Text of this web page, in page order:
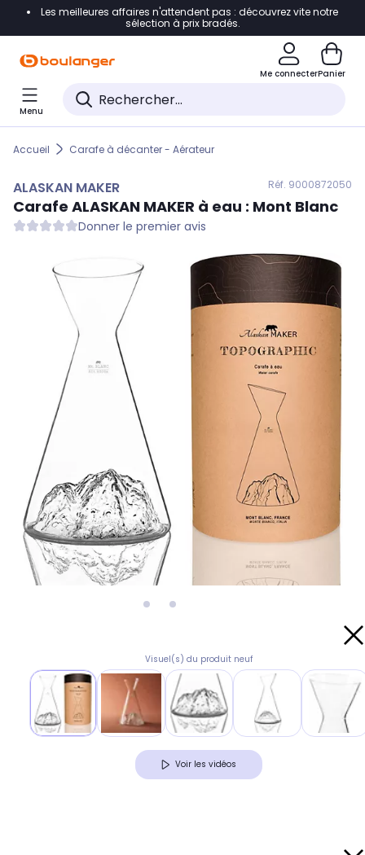
Accéder directement à la navigation
Accéder directement au pied de page
Accéder directement au chatbot
Les meilleures affaires n'attendent pas : découvrez vite notre
sélection à prix bradés.
Me connecterPanier
Menu
Accueil Carafe à décanter - Aérateur
ALASKAN MAKER Réf. 9000872050
Carafe ALASKAN MAKER à eau : Mont Blanc
Donner le premier avis
Visuel(s) du produit neuf
Voir les vidéos